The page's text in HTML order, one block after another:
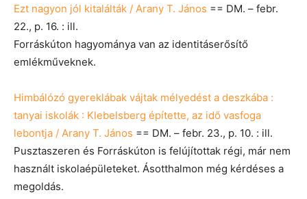
Ezt nagyon jól kitalálták / Arany T. János == DM. – febr.
22., p. 16. : ill.
Forráskúton hagyománya van az identitáserősítő
emlékműveknek.
Himbálózó gyereklábak vájtak mélyedést a deszkába :
tanyai iskolák : Klebelsberg építette, az idő vasfoga
lebontja / Arany T. János == DM. – febr. 23., p. 10. : ill.
Pusztaszeren és Forráskúton is felújítottak régi, már nem
használt iskolaépületeket. Ásotthalmon még kérdéses a
megoldás.